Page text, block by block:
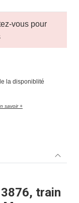
la disponiblité
vous pour
savoir +
train